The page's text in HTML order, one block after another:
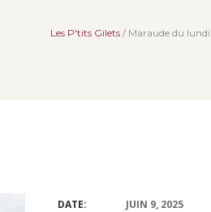
Les P'tits Gilets / Maraude du
DATE:
JUIN 9, 2025